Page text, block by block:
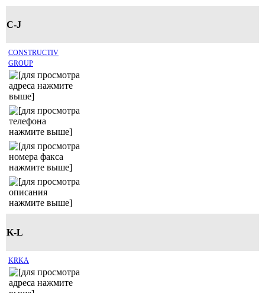
C-J
CONSTRUCTIV
GROUP
K-L
KRKA